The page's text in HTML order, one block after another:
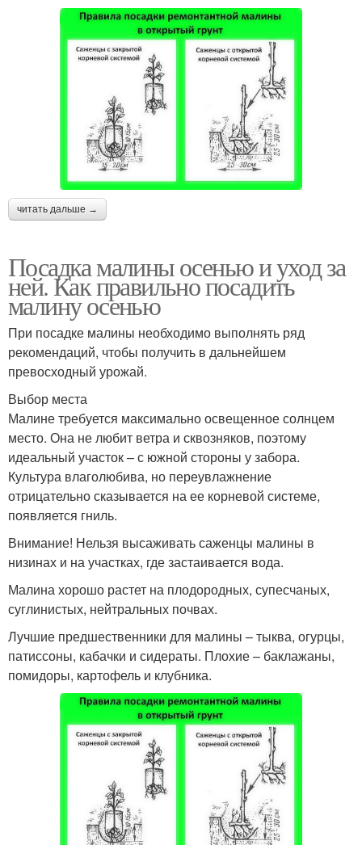
читать дальше →
Посадка малины осенью и уход за
ней. Как правильно посадить
малину осенью
При посадке малины необходимо выполнять ряд
рекомендаций, чтобы получить в дальнейшем
превосходный урожай.
Выбор места
Малине требуется максимально освещенное солнцем
место. Она не любит ветра и сквозняков, поэтому
идеальный участок – с южной стороны у забора.
Культура влаголюбива, но переувлажнение
отрицательно сказывается на ее корневой системе,
появляется гниль.
Внимание! Нельзя высаживать саженцы малины в
низинах и на участках, где застаивается вода.
Малина хорошо растет на плодородных, супесчаных,
суглинистых, нейтральных почвах.
Лучшие предшественники для малины – тыква, огурцы,
патиссоны, кабачки и сидераты. Плохие – баклажаны,
помидоры, картофель и клубника.